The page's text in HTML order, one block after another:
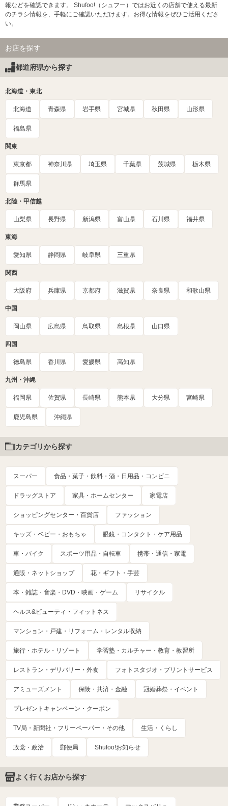
報などを確認できます。 Shufoo!（シュフー）ではお近くの店舗で使える最新
のチラシ情報を、手軽にご確認いただけます。お得な情報をぜひご活用くださ
い。
お店を探す
都道府県から探す
北海道・東北
北海道 青森県 岩手県 宮城県 秋田県 山形県
福島県
関東
東京都 神奈川県 埼玉県 千葉県 茨城県 栃木県
群馬県
北陸・甲信越
山梨県 長野県 新潟県 富山県 石川県 福井県
東海
愛知県 静岡県 岐阜県 三重県
関西
大阪府 兵庫県 京都府 滋賀県 奈良県 和歌山県
中国
岡山県 広島県 鳥取県 島根県 山口県
四国
徳島県 香川県 愛媛県 高知県
九州・沖縄
福岡県 佐賀県 長崎県 熊本県 大分県 宮崎県
鹿児島県 沖縄県
カテゴリから探す
スーパー 食品・菓子・飲料・酒・日用品・コンビニ
ドラッグストア 家具・ホームセンター 家電店
ショッピングセンター・百貨店 ファッション
キッズ・ベビー・おもちゃ 眼鏡・コンタクト・ケア用品
車・バイク スポーツ用品・自転車 携帯・通信・家電
通販・ネットショップ 花・ギフト・手芸
本・雑誌・音楽・DVD・映画・ゲーム リサイクル
ヘルス&ビューティ・フィットネス
マンション・戸建・リフォーム・レンタル収納
旅行・ホテル・リゾート 学習塾・カルチャー・教育・教習所
レストラン・デリバリー・外食 フォトスタジオ・プリントサービス
アミューズメント 保険・共済・金融 冠婚葬祭・イベント
プレゼントキャンペーン・クーポン
TV局・新聞社・フリーペーパー・その他 生活・くらし
政党・政治 郵便局 Shufoo!お知らせ
よく行くお店から探す